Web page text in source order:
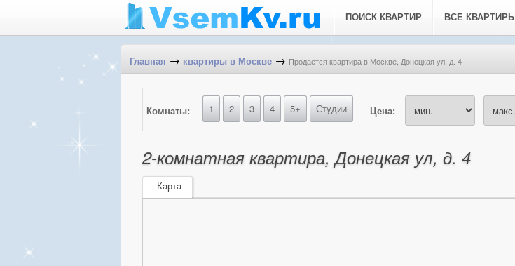
ПОИСК КВАРТИР ВСЕ КВАРТИРЫ
Главная → квартиры в Москве → Продается квартира в Москве, Донецкая ул, д. 4
Комнаты: 1 2 3 4 5+ Студии Цена: -
2-комнатная квартира, Донецкая ул, д. 4
Карта